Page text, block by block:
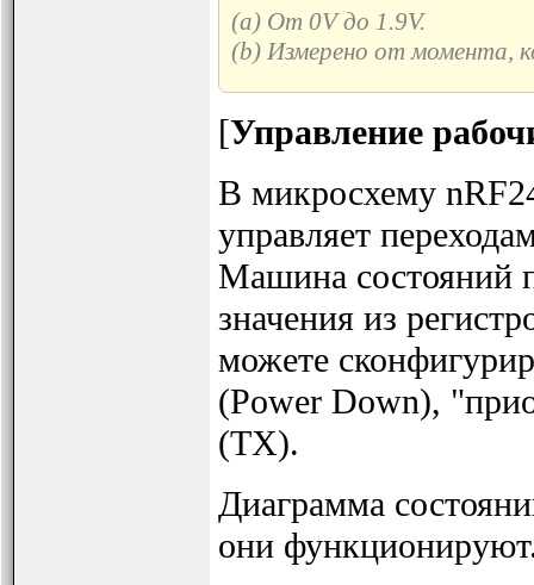
(a) От 0V до 1.9V.
(b) Измерено от момента,
[Управление
В микросхему
управляет
Машина состояний
значения из
можете
(Power Down),
(TX).
Диаграмма
они